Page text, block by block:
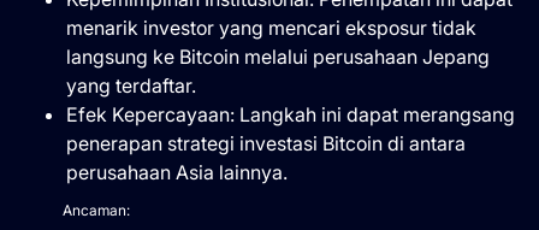
menarik investor yang mencari eksposur tidak
langsung ke Bitcoin melalui perusahaan Jepang
yang terdaftar.
Efek Kepercayaan: Langkah ini dapat merangsang
penerapan strategi investasi Bitcoin di antara
perusahaan Asia lainnya.
Ancaman: